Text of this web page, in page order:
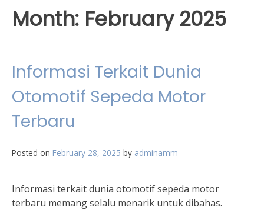
Month: February 2025
Informasi Terkait Dunia
Otomotif Sepeda Motor
Terbaru
Posted on February 28, 2025 by adminamm
Informasi terkait dunia otomotif sepeda motor
terbaru memang selalu menarik untuk dibahas.